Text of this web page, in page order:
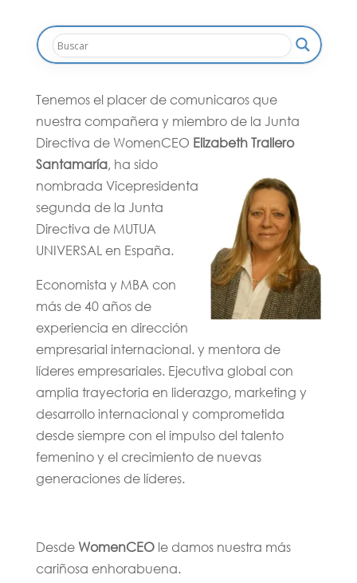
Tenemos el placer de comunicaros que
nuestra compañera y miembro de la Junta
Directiva de WomenCEO ElizabethTrallero
Santamaría, ha sido
nombrada Vicepresidenta
segunda de la Junta
Directiva de MUTUA
UNIVERSAL en España.
Economista y MBA con
más de 40 años de
experiencia en dirección
empresarial internacional. y mentora de
líderes empresariales. Ejecutiva global con
amplia trayectoria en liderazgo, marketing y
desarrollo internacional y comprometida
desde siempre con el impulso del talento
femenino y el crecimiento de nuevas
generaciones de líderes.
DesdeWomenCEOle damos nuestra más
cariñosa enhorabuena.